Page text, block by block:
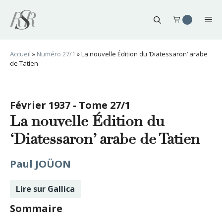
contenu
Accueil » Numéro 27/1 »La nouvelle Édition du ‘Diatessaron’ arabe
de Tatien
Février 1937 - Tome 27/1
La nouvelle Édition du
‘Diatessaron’ arabe de Tatien
Paul JOÜON
Lire sur Gallica
Sommaire